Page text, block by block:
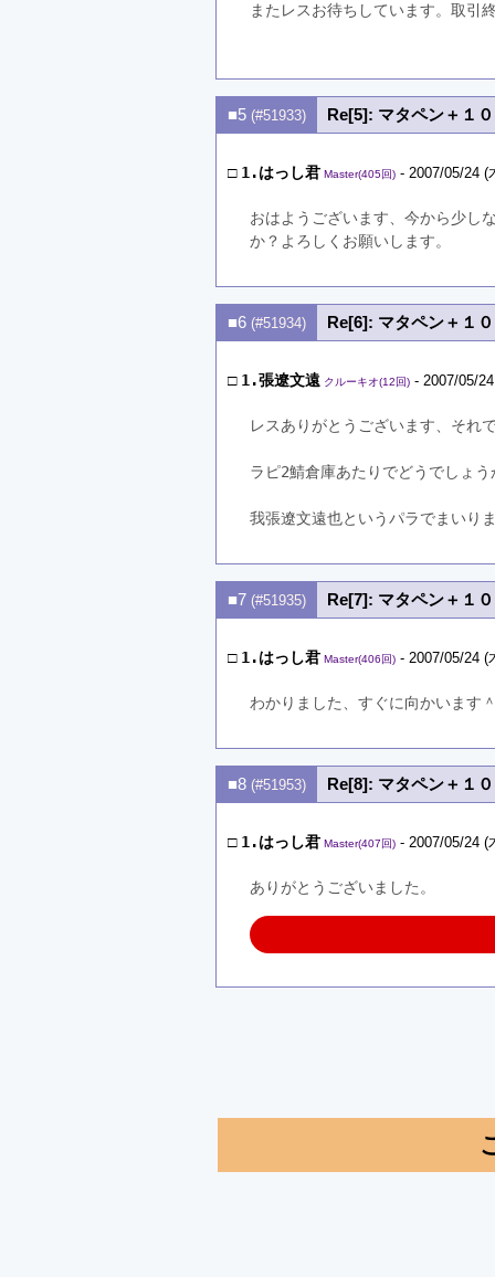
またレスお待ちしています。取引
■5 (#51933) Re[5]: マタペン＋１
□ 1.はっし君 Master(405回) - 2007/05/24
おはようございます、今から少し
か？よろしくお願いします。
■6 (#51934) Re[6]: マタペン＋１
□ 1.張遼文遠 クルーキオ(12回) - 2007/05/
レスありがとうございます、それ
ラピ2鯖倉庫あたりでどうでしょう
我張遼文遠也というパラでまいり
■7 (#51935) Re[7]: マタペン＋１
□ 1.はっし君 Master(406回) - 2007/05/24
わかりました、すぐに向かいます
■8 (#51953) Re[8]: マタペン＋１
□ 1.はっし君 Master(407回) - 2007/05/24
ありがとうございました。